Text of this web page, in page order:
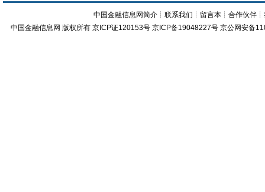
中国金融信息网简介 ┊联系我们 ┊ 留言本 ┊合作伙伴 ┊
中国金融信息网 版权所有 京ICP证120153号 京ICP备19048227号 京公网安备